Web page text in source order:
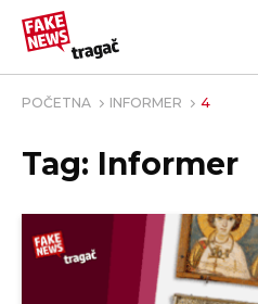
POČETNA INFORMER 4
Tag: Informer